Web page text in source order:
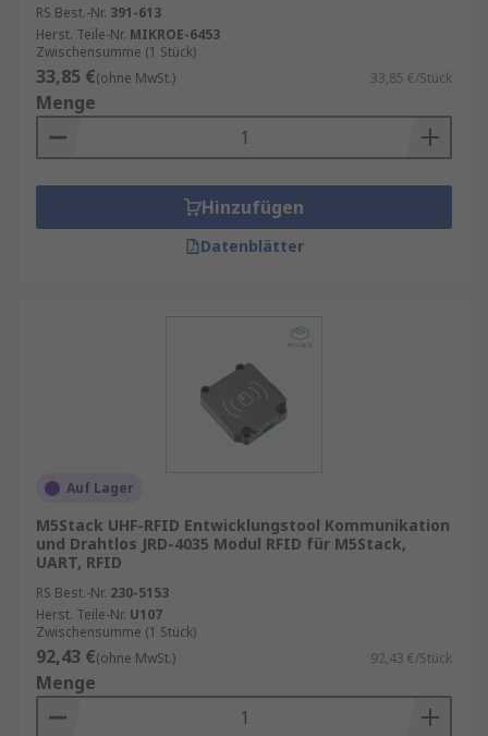
RS Best.-Nr. 391-613
Herst. Teile-Nr. MIKROE-6453
Zwischensumme (1 Stück)
33,85 €(ohne MwSt.) 33,85 €/Stück
Menge
Hinzufügen
Datenblätter
Auf Lager
M5Stack UHF-RFID Entwicklungstool Kommunikation
und Drahtlos JRD-4035 Modul RFID für M5Stack,
UART, RFID
RS Best.-Nr. 230-5153
Herst. Teile-Nr. U107
Zwischensumme (1 Stück)
92,43 €(ohne MwSt.) 92,43 €/Stück
Menge